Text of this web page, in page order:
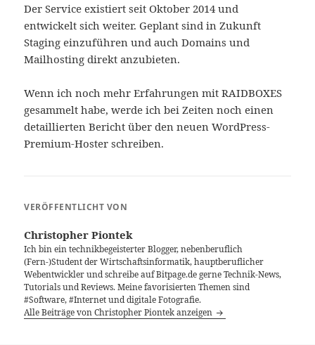
Der Service existiert seit Oktober 2014 und
entwickelt sich weiter. Geplant sind in Zukunft
Staging einzuführen und auch Domains und
Mailhosting direkt anzubieten.
Wenn ich noch mehr Erfahrungen mit RAIDBOXES
gesammelt habe, werde ich bei Zeiten noch einen
detaillierten Bericht über den neuen WordPress-
Premium-Hoster schreiben.
VERÖFFENTLICHT VON
Christopher Piontek
Ich bin ein technikbegeisterter Blogger, nebenberuflich
(Fern-)Student der Wirtschaftsinformatik, hauptberuflicher
Webentwickler und schreibe auf Bitpage.de gerne Technik-News,
Tutorials und Reviews. Meine favorisierten Themen sind
#Software, #Internet und digitale Fotografie.
Alle Beiträge von Christopher Piontek anzeigen